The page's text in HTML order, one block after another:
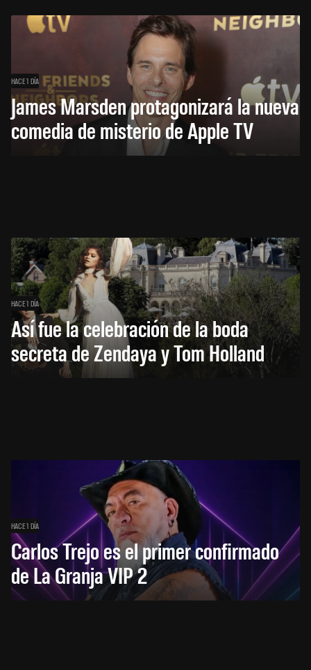
HACE 1 DÍA
James Marsden protagonizará la nueva
comedia de misterio de Apple TV
HACE 1 DÍA
Así fue la celebración de la boda
secreta de Zendaya y Tom Holland
HACE 1 DÍA
Carlos Trejo es el primer confirmado
de La Granja VIP 2